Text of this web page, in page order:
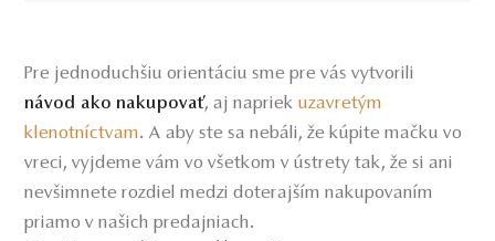
Pre jednoduchšiu orientáciu sme pre vás vytvorili
návod ako nakupovať, aj napriekuzavretým
klenotníctvam. A aby ste sa nebáli, že kúpite mačku vo
vreci, vyjdeme vám vo všetkom v ústrety tak, že si ani
nevšimnete rozdiel medzi doterajším nakupovaním
priamo v našich predajniach.